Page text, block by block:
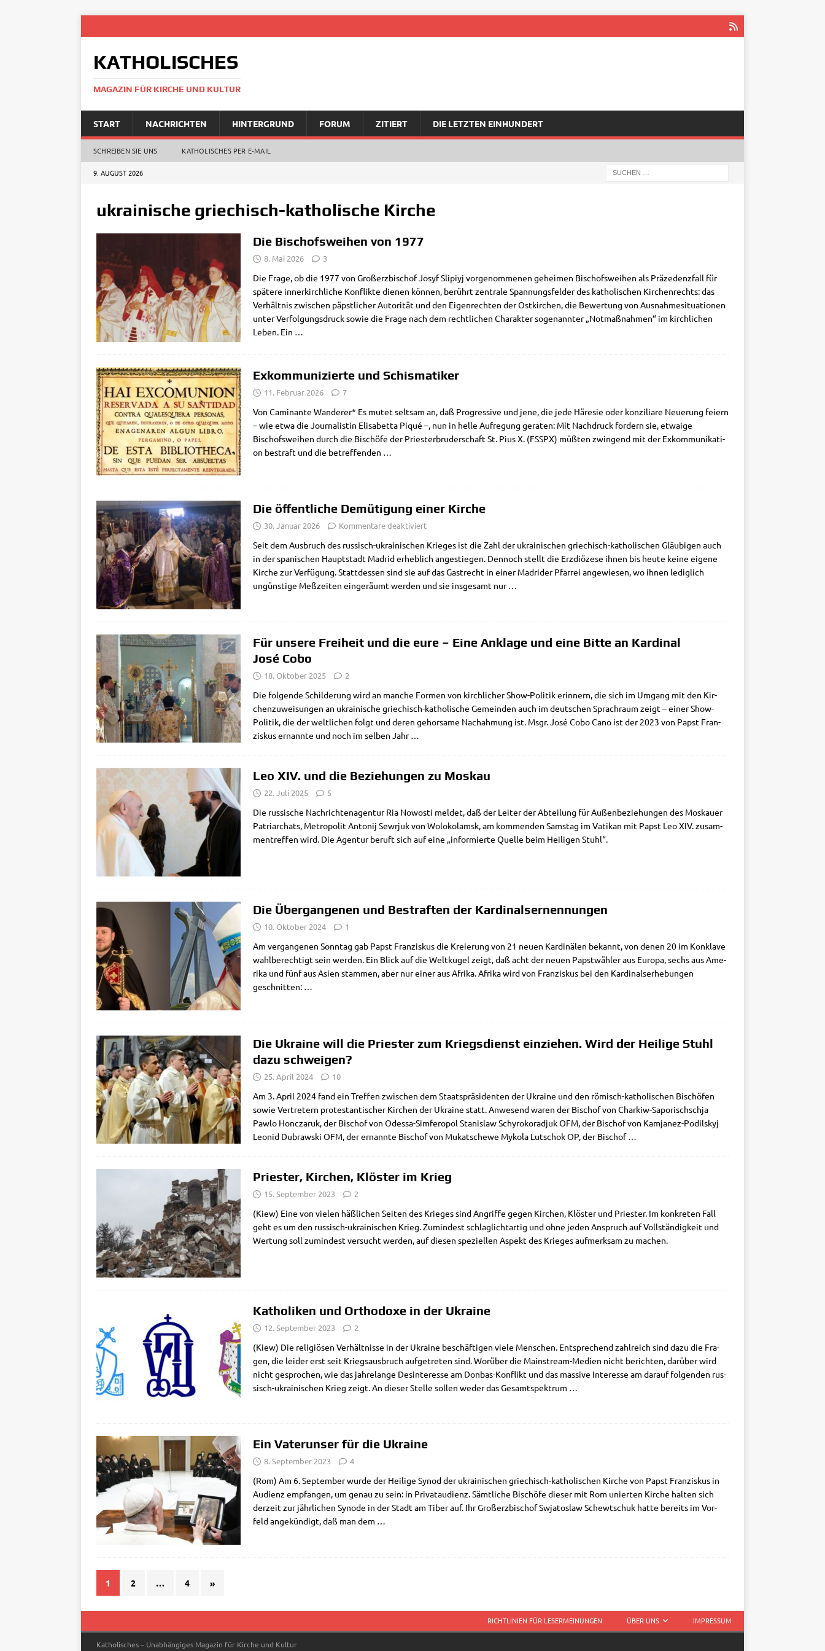
KATHOLISCHES
MAGAZIN FÜR KIRCHE UND KULTUR
START NACHRICHTEN HINTERGRUND FORUM ZITIERT DIE LETZTEN EINHUNDERT
SCHREIBEN SIE UNS KATHOLISCHES PER E‑MAIL
9. AUGUST 2026
ukrainische griechisch-katholische Kirche
Die Bischofsweihen von 1977
8. Mai 2026 3
Die Fra­ge, ob die 1977 von Groß­erz­bi­schof Josyf Slipi­yj vor­ge­nom­me­nen gehei­men Bischofs­wei­hen als Prä­ze­denz­fall für
spä­te­re inner­kirch­li­che Kon­flik­te die­nen kön­nen, berührt zen­tra­le Span­nungs­fel­der des katho­li­schen Kir­chen­rechts: das
Ver­hält­nis zwi­schen päpst­li­cher Auto­ri­tät und den Eigen­rech­ten der Ost­kir­chen, die Bewer­tung von Aus­nah­me­si­tua­tio­nen
unter Ver­fol­gungs­druck sowie die Fra­ge nach dem recht­li­chen Cha­rak­ter soge­nann­ter „Not­maß­nah­men“ im kirch­li­chen
Leben. Ein …
Exkommunizierte und Schismatiker
11. Februar 2026 7
Von Cami­nan­te Wan­de­rer* Es mutet selt­sam an, daß Pro­gres­si­ve und jene, die jede Häre­sie oder kon­zi­lia­re Neue­rung fei­ern
– wie etwa die Jour­na­li­stin Eli­sa­bet­ta Piqué –, nun in hel­le Auf­re­gung gera­ten: Mit Nach­druck for­dern sie, etwa­ige
Bischofs­wei­hen durch die Bischö­fe der Prie­ster­bru­der­schaft St. Pius X. (FSSPX) müß­ten zwin­gend mit der Exkom­mu­ni­ka­ti­
on bestraft und die betref­fen­den …
Die öffentliche Demütigung einer Kirche
30. Januar 2026 Kommentare deaktiviert
Seit dem Aus­bruch des rus­­sisch-ukrai­­ni­­schen Krie­ges ist die Zahl der ukrai­ni­schen grie­chisch-katho­­li­­schen Gläu­bi­gen auch
in der spa­ni­schen Haupt­stadt Madrid erheb­lich ange­stie­gen. Den­noch stellt die Erz­diö­ze­se ihnen bis heu­te kei­ne eige­ne
Kir­che zur Ver­fü­gung. Statt­des­sen sind sie auf das Gast­recht in einer Madri­der Pfar­rei ange­wie­sen, wo ihnen ledig­lich
ungün­sti­ge Meß­zei­ten ein­ge­räumt wer­den und sie ins­ge­samt nur…
Für unsere Freiheit und die eure – Eine Anklage und eine Bitte an Kardinal
José Cobo
18. Oktober 2025 2
Die fol­gen­de Schil­de­rung wird an man­che For­men von kirch­li­cher Show-Poli­tik erin­nern, die sich im Umgang mit den Kir­
chen­zu­wei­sun­gen an ukrai­ni­sche grie­chisch-katho­­li­­sche Gemein­den auch im deut­schen Sprach­raum zeigt – einer Show-
Poli­tik, die der welt­li­chen folgt und deren gehor­sa­me Nach­ah­mung ist. Msgr. José Cobo Cano ist der 2023 von Papst Fran­
zis­kus ernann­te und noch im sel­ben Jahr…
Leo XIV. und die Beziehungen zu Moskau
22. Juli 2025 5
Die rus­si­sche Nach­rich­ten­agen­tur Ria Nowo­sti mel­det, daß der Lei­ter der Abtei­lung für Außen­be­zie­hun­gen des Mos­kau­er
Patri­ar­chats, Metro­po­lit Anto­nij Sewr­juk von Wolo­ko­lamsk, am kom­men­den Sams­tag im Vati­kan mit Papst Leo XIV. zusam­
men­tref­fen wird. Die Agen­tur beruft sich auf eine „infor­mier­te Quel­le beim Hei­li­gen Stuhl“.
Die Übergangenen und Bestraften der Kardinalsernennungen
10. Oktober 2024 1
Am ver­gan­ge­nen Sonn­tag gab Papst Fran­zis­kus die Kre­ierung von 21 neu­en Kar­di­nä­len bekannt, von denen 20 im Kon­kla­ve
wahl­be­rech­tigt sein wer­den. Ein Blick auf die Welt­ku­gel zeigt, daß acht der neu­en Papst­wäh­ler aus Euro­pa, sechs aus Ame­
ri­ka und fünf aus Asi­en stam­men, aber nur einer aus Afri­ka. Afri­ka wird von Fran­zis­kus bei den Kar­di­nals­er­he­bun­gen
geschnit­ten: …
Die Ukraine will die Priester zum Kriegsdienst einziehen. Wird der Heilige Stuhl
dazu schweigen?
25. April 2024 10
Am 3. April 2024 fand ein Tref­fen zwi­schen dem Staats­prä­si­den­ten der Ukrai­ne und den römisch-katho­­li­­schen Bischö­fen
sowie Ver­tre­tern pro­te­stan­ti­scher Kir­chen der Ukrai­ne statt. Anwe­send waren der Bischof von Char­kiw-Sapo­rischschja
Paw­lo Hon­c­za­ruk, der Bischof von Ode­s­­sa-Sim­­fe­ro­­pol Sta­nis­law Schy­ro­ko­rad­juk OFM, der Bischof von Kam­­ja­­nez-Podilskyj
Leo­nid Dubraw­ski OFM, der ernann­te Bischof von Mukat­sche­we Myko­la Lutschok OP, der Bischof…
Priester, Kirchen, Klöster im Krieg
15. September 2023 2
(Kiew) Eine von vie­len häß­li­chen Sei­ten des Krie­ges sind Angrif­fe gegen Kir­chen, Klö­ster und Prie­ster. Im kon­kre­ten Fall
geht es um den rus­­sisch-ukrai­­ni­­schen Krieg. Zumin­dest schlag­licht­ar­tig und ohne jeden Anspruch auf Voll­stän­dig­keit und
Wer­tung soll zumin­dest ver­sucht wer­den, auf die­sen spe­zi­el­len Aspekt des Krie­ges auf­merk­sam zu machen.
Katholiken und Orthodoxe in der Ukraine
12. September 2023 2
(Kiew) Die reli­giö­sen Ver­hält­nis­se in der Ukrai­ne beschäf­ti­gen vie­le Men­schen. Ent­spre­chend zahl­reich sind dazu die Fra­
gen, die lei­der erst seit Kriegs­aus­bruch auf­ge­tre­ten sind. Wor­über die Main­­stream-Medi­en nicht berich­ten, dar­über wird
nicht gespro­chen, wie das jah­re­lan­ge Des­in­ter­es­se am Don­­bas-Kon­f­likt und das mas­si­ve Inter­es­se am dar­auf fol­gen­den rus­­
sisch-ukrai­­ni­­schen Krieg zeigt. An die­ser Stel­le sol­len weder das Gesamt­spek­trum …
Ein Vaterunser für die Ukraine
8. September 2023 4
(Rom) Am 6. Sep­tem­ber wur­de der Hei­li­ge Syn­od der ukrai­ni­schen grie­chisch-katho­­li­­schen Kir­che von Papst Fran­zis­kus in
Audi­enz emp­fan­gen, um genau zu sein: in Pri­vat­au­di­enz. Sämt­li­che Bischö­fe die­ser mit Rom unier­ten Kir­che hal­ten sich
der­zeit zur jähr­li­chen Syn­ode in der Stadt am Tiber auf. Ihr Groß­erz­bi­schof Swja­to­slaw Schewtschuk hat­te bereits im Vor­
feld ange­kün­digt, daß man dem …
1 2 … 4 »
RICHTLINIEN FÜR LESERMEINUNGEN ÜBER UNS IMPRESSUM
Katholisches – Unabhängiges Magazin für Kirche und Kultur